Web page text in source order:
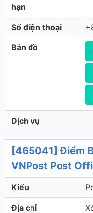
hạn
Số điện thoại
Bản đồ
Dịch vụ
[465041] Điểm
VNPost Post
Kiểu
Địa chỉ